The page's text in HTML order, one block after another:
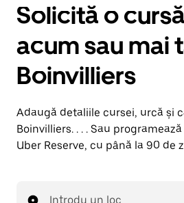
Solicită o
acum sau mai
Boinvilliers
Adaugă detaliile cursei, urcă și
Boinvilliers. . . . Sau
Uber Reserve, cu până la 90 de
Introdu un loc